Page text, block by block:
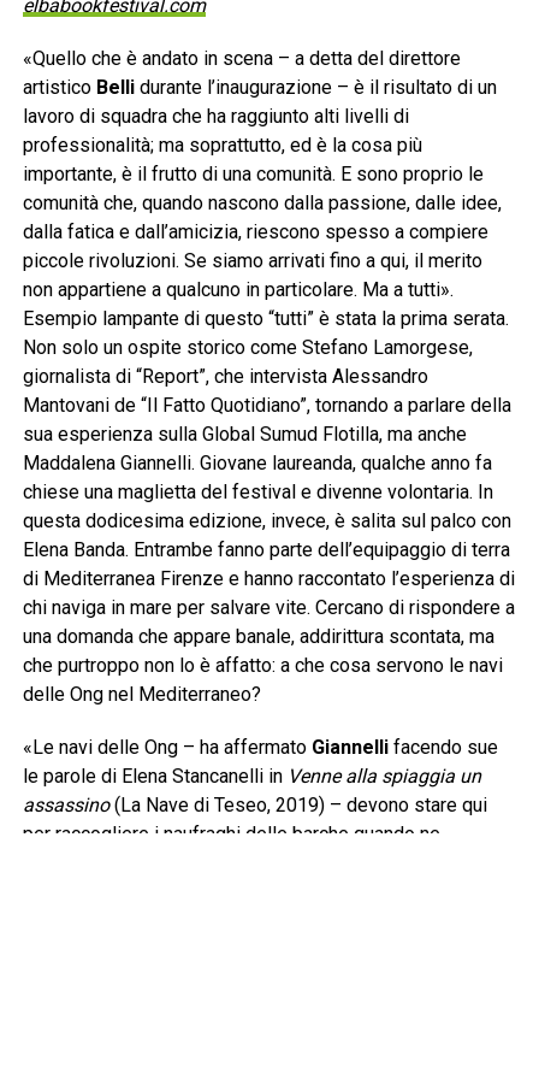
elbabookfestival.com
«Quello che è andato in scena – a detta del direttore
artistico Bellidurante l’inaugurazione – è il risultato di un
lavoro di squadra che ha raggiunto alti livelli di
professionalità; ma soprattutto, ed è la cosa più
importante, è il frutto di una comunità. E sono proprio le
comunità che, quando nascono dalla passione, dalle idee,
dalla fatica e dall’amicizia, riescono spesso a compiere
piccole rivoluzioni. Se siamo arrivati fino a qui, il merito
non appartiene a qualcuno in particolare. Ma a tutti».
Esempio lampante di questo “tutti” è stata la prima serata.
Non solo un ospite storico come Stefano Lamorgese,
giornalista di “Report”, che intervista Alessandro
Mantovani de “Il Fatto Quotidiano”, tornando a parlare della
sua esperienza sulla Global Sumud Flotilla, ma anche
Maddalena Giannelli. Giovane laureanda, qualche anno fa
chiese una maglietta del festival e divenne volontaria. In
questa dodicesima edizione, invece, è salita sul palco con
Elena Banda. Entrambe fanno parte dell’equipaggio di terra
di Mediterranea Firenze e hanno raccontato l’esperienza di
chi naviga in mare per salvare vite. Cercano di rispondere a
una domanda che appare banale, addirittura scontata, ma
che purtroppo non lo è affatto: a che cosa servono le navi
delle Ong nel Mediterraneo?
«Le navi delle Ong – ha affermato Giannellifacendo sue
le parole di Elena Stancanelli in Venne alla spiaggia un
assassino(La Nave di Teseo, 2019) – devono stare qui
per raccogliere i naufraghi delle barche quando ne